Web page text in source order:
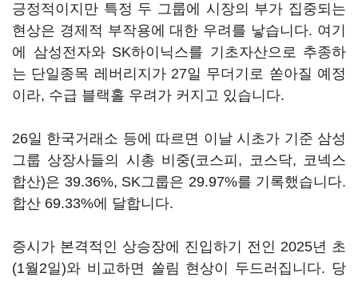
긍정적이지만 특정 두 그룹에 시장의 부가 집중되는
현상은 경제적 부작용에 대한 우려를 낳습니다. 여기
에 삼성전자와 SK하이닉스를 기초자산으로 추종하
는 단일종목 레버리지가 27일 무더기로 쏟아질 예정
이라, 수급 블랙홀 우려가 커지고 있습니다.
26일 한국거래소 등에 따르면 이날 시초가 기준 삼성
그룹 상장사들의 시총 비중(코스피, 코스닥, 코넥스
합산)은 39.36%, SK그룹은 29.97%를 기록했습니다.
합산 69.33%에 달합니다.
증시가 본격적인 상승장에 진입하기 전인 2025년 초
(1월2일)와 비교하면 쏠림 현상이 두드러집니다. 당